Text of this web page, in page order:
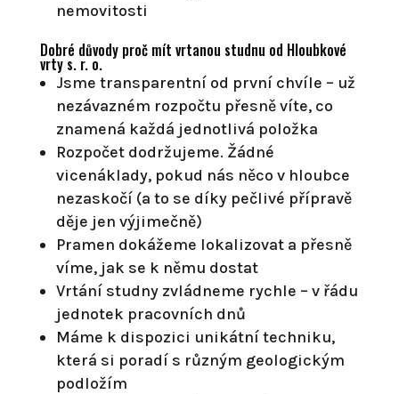
nemovitosti
Dobré důvody proč mít vrtanou studnu od Hloubkové
vrty s. r. o.
Jsme transparentní od první chvíle – už
nezávazném rozpočtu přesně víte, co
znamená každá jednotlivá položka
Rozpočet dodržujeme. Žádné
vicenáklady, pokud nás něco v hloubce
nezaskočí (a to se díky pečlivé přípravě
děje jen výjimečně)
Pramen dokážeme lokalizovat a přesně
víme, jak se k němu dostat
Vrtání studny zvládneme rychle – v řádu
jednotek pracovních dnů
Máme k dispozici unikátní techniku,
která si poradí s různým geologickým
podložím